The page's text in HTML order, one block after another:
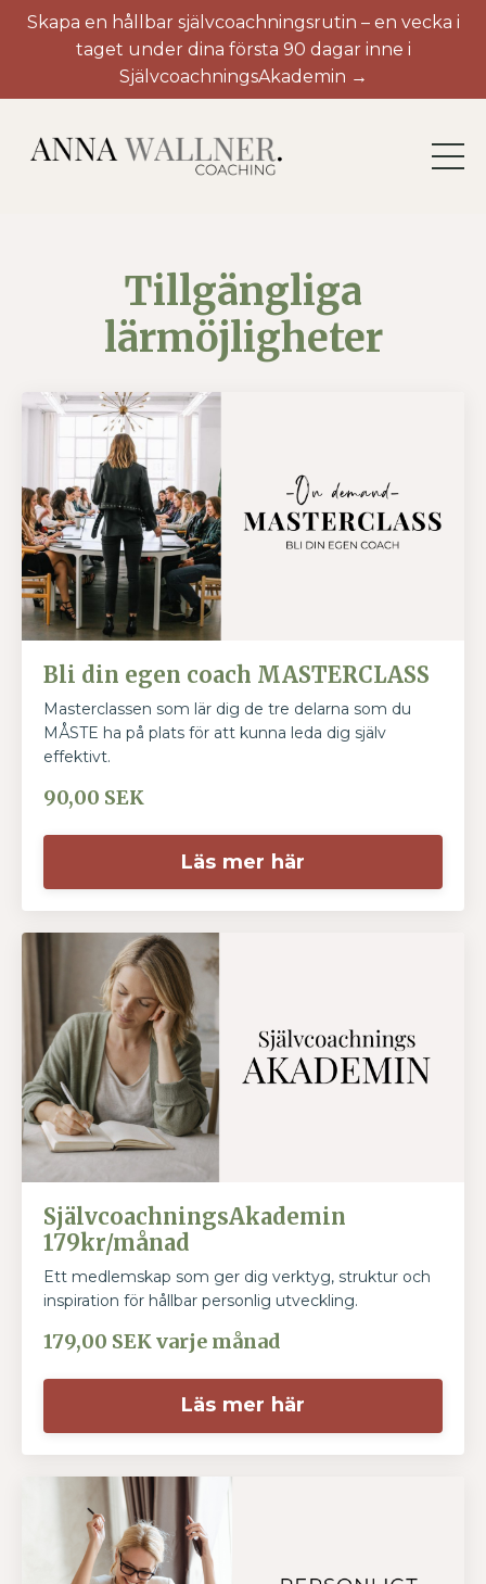
Skapa en hållbar självcoachningsrutin – en vecka i
taget under dina första 90 dagar inne i
SjälvcoachningsAkademin →
Tillgängliga
lärmöjligheter
Bli din egen coach MASTERCLASS
Masterclassen som lär dig de tre delarna som du
MÅSTE ha på plats för att kunna leda dig själv
effektivt.
90,00 SEK
Läs mer här
SjälvcoachningsAkademin
179kr/månad
Ett medlemskap som ger dig verktyg, struktur och
inspiration för hållbar personlig utveckling.
179,00 SEK varje månad
Läs mer här